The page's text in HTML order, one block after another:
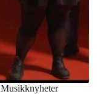
Musikknyheter